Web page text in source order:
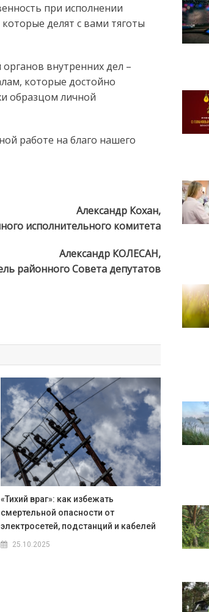
при исполнении
делят с вами тяготы
внутренних дел –
которые достойно
образцом личной
работе на благо нашего
Александр Кохан,
исполнительного комитета
Александр КОЛЕСАН,
районного Совета депутатов
«Тихий враг»: как избежать
смертельной опасности от
электросетей, подстанций и кабелей
25.10.2025